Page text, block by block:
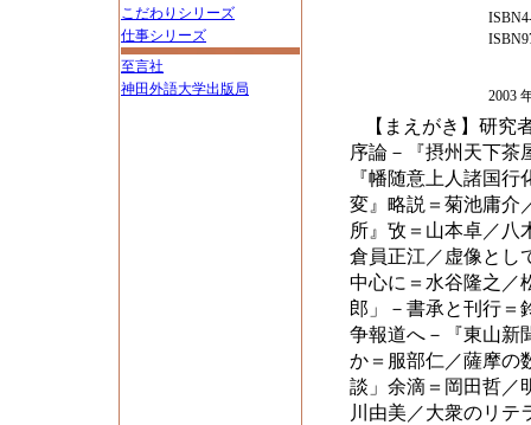
こだわりシリーズ
仕事シリーズ
至言社
神田外語大学出版局
2003
【まえがき】研
序論－『摂州天下茶
『幡随意上人諸国
変』略説＝菊池庸介
所』攷＝山本卓／八
倉員正江／虚像とし
中心に＝水谷隆之／
郎」－書承と刊行＝
争報道へ－『東山新
か＝服部仁／薩摩の
談」余滴＝岡田哲／
川由美／大衆のリテ